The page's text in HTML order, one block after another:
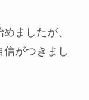
ましたが、
がつきまし